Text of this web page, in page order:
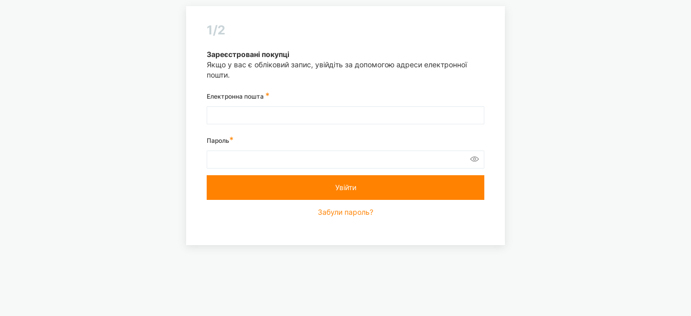
1/2
Зареєстровані покупці
Якщо у вас є обліковий запис, увійдіть за допомогою адреси електронної
пошти.
Електронна пошта
Пароль
Увійти
Забули пароль?